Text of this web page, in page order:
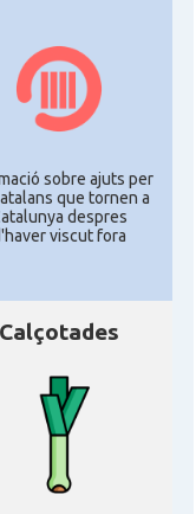
sobre ajuts per
que tornen a
despres
viscut fora
Calçotades